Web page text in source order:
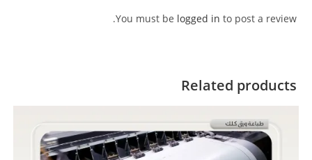
You must be logged in to post a review.
Related products